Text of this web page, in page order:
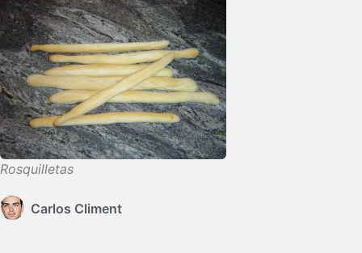
Rosquilletas
Carlos Climent